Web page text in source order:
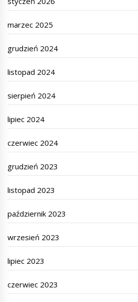
marzec 2025
grudzień 2024
listopad 2024
sierpień 2024
lipiec 2024
czerwiec 2024
grudzień 2023
listopad 2023
październik 2023
wrzesień 2023
lipiec 2023
czerwiec 2023